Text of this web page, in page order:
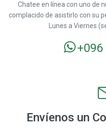
Chatee en línea con uno de
complacido de asistirlo con su
Lunes a Viernes
+096
Envíenos un